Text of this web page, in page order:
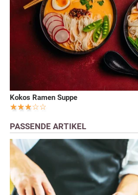
Kokos Ramen Suppe
PASSENDE ARTIKEL